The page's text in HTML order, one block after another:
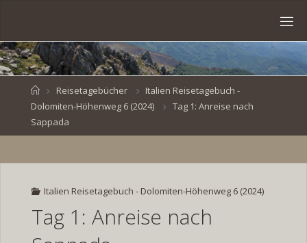
content
VEN
BR
DE
HomeReisetagebücher
Italien Reisetagebuch -
Dolomiten-Höhenweg 6 (2024)
Tag 1: Anreise nach
Sappada
Italien Reisetagebuch - Dolomiten-Höhenweg 6 (2024)
Tag 1: Anreise nach